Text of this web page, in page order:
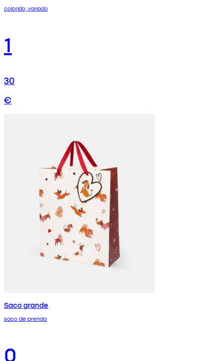
colorido, variado
1
30
€
Saco grande
saco de prenda
0